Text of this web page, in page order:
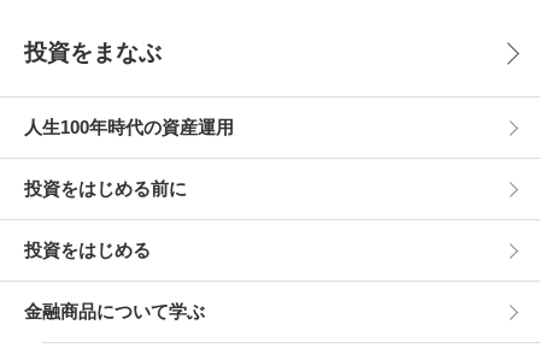
投資をまなぶ
人生100年時代の資産運用
投資をはじめる前に
投資をはじめる
金融商品について学ぶ